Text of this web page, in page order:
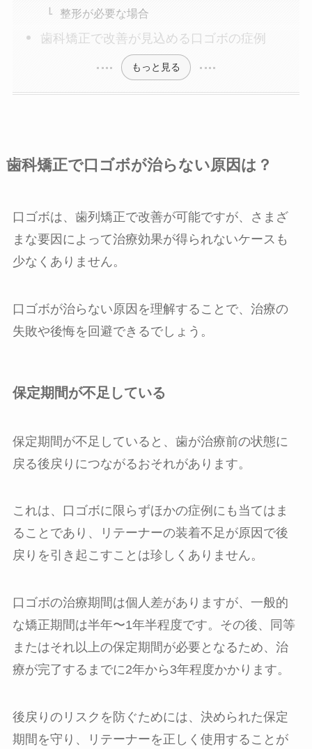
整形が必要な場合
歯科矯正で改善が見込める口ゴボの症例
もっと見る
歯科矯正で口ゴボが治らない原因は？
口ゴボは、歯列矯正で改善が可能ですが、さまざ
まな要因によって治療効果が得られないケースも
少なくありません。
口ゴボが治らない原因を理解することで、治療の
失敗や後悔を回避できるでしょう。
保定期間が不足している
保定期間が不足していると、歯が治療前の状態に
戻る後戻りにつながるおそれがあります。
これは、口ゴボに限らずほかの症例にも当てはま
ることであり、リテーナーの装着不足が原因で後
戻りを引き起こすことは珍しくありません。
口ゴボの治療期間は個人差がありますが、一般的
な矯正期間は半年〜1年半程度です。その後、同等
またはそれ以上の保定期間が必要となるため、治
療が完了するまでに2年から3年程度かかります。
後戻りのリスクを防ぐためには、決められた保定
期間を守り、リテーナーを正しく使用することが